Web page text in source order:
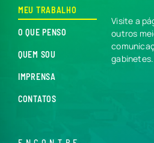
MEU TRABALHO
O QUE PENSO
QUEM SOU
IMPRENSA
CONTATOS
Visite a
outros
gabinetes.